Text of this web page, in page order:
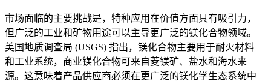
市场面临的主要挑战是，特种应用在价值方面具有吸引力，
但广泛的工业和矿物用途可以主导更广泛的镁化合物领域。
美国地质调查局 (USGS) 指出，镁化合物主要用于耐火材料
和工业系统，商业镁化合物可来自菱镁矿、盐水和海水来
源。这意味着产品供应商必须在更广泛的镁化学生态系统中